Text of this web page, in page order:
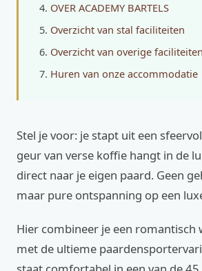
OVER ACADEMY BARTELS
Overzicht van stal faciliteiten
Overzicht van overige faciliteiten
Huren van onze accommodatie
Stel je voor: je stapt uit een
geur van verse koffie hangt in de
direct naar je eigen paard. Geen
maar pure ontspanning op een
Hier combineer je een romantisch
met de ultieme